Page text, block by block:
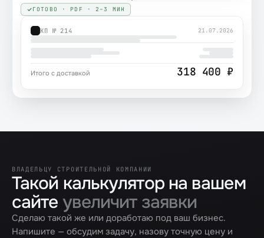
ГОТОВО · PDF · 2–3 МИН
КП № 214 21.07.2026
Итого с доставкой 318 400 ₽
ВЛАДЕЛЬЦУ СТРОИТЕЛЬНОЙ КОМПАНИИ
Такой калькулятор на вашем
сайте увеличит заявки
Сделаю такой же или доработаю под ваш бизнес.
Напишите — обсудим задачу, назову точную цену и